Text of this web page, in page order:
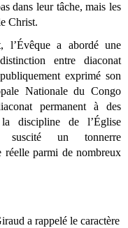
dans leur tâche, mais les
Christ.
l’Évêque a abordé une
entre diaconat
exprimé son
Nationale du Congo
permanent à des
discipline de l’Église
suscité un tonnerre
réelle parmi de nombreux
a rappelé le caractère